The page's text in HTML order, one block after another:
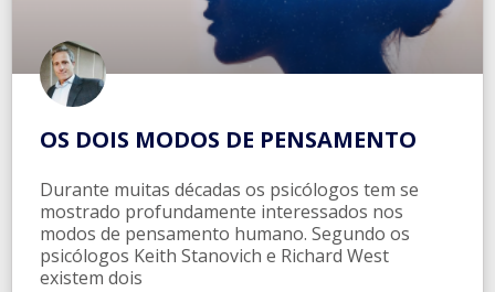
OS DOIS MODOS DE PENSAMENTO
Durante muitas décadas os psicólogos tem se
mostrado profundamente interessados nos
modos de pensamento humano. Segundo os
psicólogos Keith Stanovich e Richard West
existem dois